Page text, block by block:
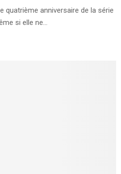
quatrième anniversaire de la série
si elle ne...